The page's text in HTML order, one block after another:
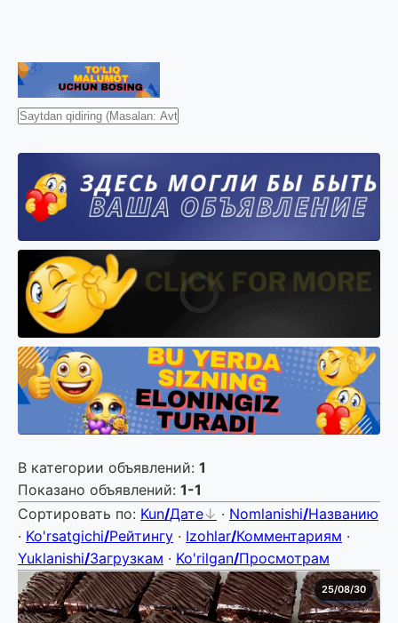
В категории объявлений: 1
Показано объявлений: 1-1
Сортировать по: Kun/Дате · Nomlanishi/Названию
· Ko'rsatgichi/Рейтингу · Izohlar/Комментариям ·
Yuklanishi/Загрузкам · Ko'rilgan/Просмотрам
25/08/30